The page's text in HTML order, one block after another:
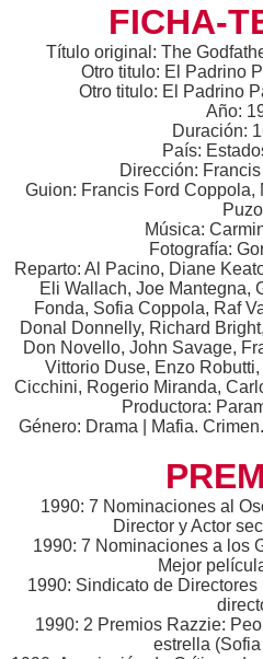
FICHA-
Título original: The
Otro titulo: El Padrino
Otro titulo: El Padrino
Año:
Duración:
País:
Dirección:
Guion: Francis Ford Coppola,
Música:
Fotografía:
Reparto: Al Pacino, Diane
Eli Wallach, Joe Mantegna,
Fonda, Sofia Coppola, Raf
Donal Donnelly, Richard
Don Novello, John Savage,
Vittorio Duse, Enzo
Cicchini, Rogerio Miranda,
Productora:
Género: Drama | Mafia.
1990: 7 Nominaciones al
Director y Actor
1990: 7 Nominaciones a los
Mejor
1990: Sindicato de
1990: 2 Premios Razzie:
estrella